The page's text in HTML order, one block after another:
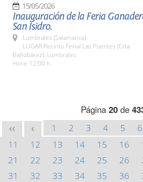
15/05/2026
Inauguración de la Feria
San Isidro.
Lumbrales (Salamanca)
LUGAR Recinto Ferial Las Puentes (Crta.
Bañobárez). Lumbrales
Hora: 12:00 h.
Página 20 de
<< < 1 2 3 4 5 6
11
12 13 14 15 16
21
22 23 24 25 26
31
32 33 34 35 36